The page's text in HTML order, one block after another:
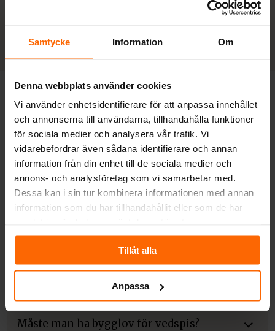
Samtycke Information Om
Denna webbplats använder cookies
Vi använder enhetsidentifierare för att anpassa innehållet
och annonserna till användarna, tillhandahålla funktioner
för sociala medier och analysera vår trafik. Vi
vidarebefordrar även sådana identifierare och annan
information från din enhet till de sociala medier och
annons- och analysföretag som vi samarbetar med.
Dessa kan i sin tur kombinera informationen med annan
information som du har tillhandahållit eller som de har
Tillåt alla
Anpassa
Frågor och svar
Får man installera en vedspis?
Hur effektiv är en gammal vedspis?
Hur eldar man i en gammal vedspis?
Kan man elda i braskamin varje dag?
Måste man ha skorsten till vedspis?
Hur ofta får man elda i vedspis?
Måste man ha bygglov för vedspis?